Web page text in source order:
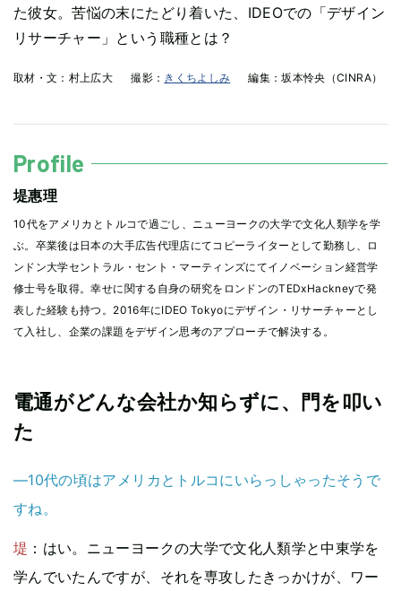
た彼女。苦悩の末にたどり着いた、IDEOでの「デザイン
リサーチャー」という職種とは？
取材・文： 村上広大 撮影： きくちよしみ 編集：坂本怜央（CINRA）
Profile
堤惠理
10代をアメリカとトルコで過ごし、ニューヨークの大学で文化人類学を学
ぶ。卒業後は日本の大手広告代理店にてコピーライターとして勤務し、ロ
ンドン大学セントラル・セント・マーティンズにてイノベーション経営学
修士号を取得。幸せに関する自身の研究をロンドンのTEDxHackneyで発
表した経験も持つ。2016年にIDEO Tokyoにデザイン・リサーチャーとし
て入社し、企業の課題をデザイン思考のアプローチで解決する。
電通がどんな会社か知らずに、門を叩い
た
—10代の頃はアメリカとトルコにいらっしゃったそうで
すね。
堤 ：はい。ニューヨークの大学で文化人類学と中東学を
学んでいたんですが、それを専攻したきっかけが、ワー